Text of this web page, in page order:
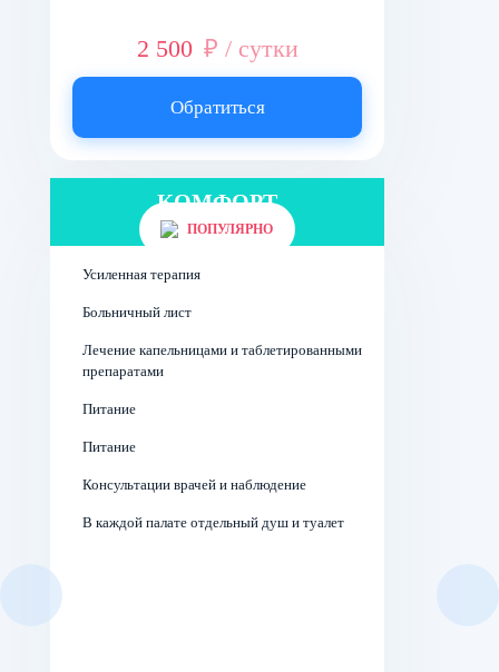
2 500 ₽ / сутки
Обратиться
ПОПУЛЯРНО
КОМФОРТ
Палата на 2 человек
Усиленная терапия
Больничный лист
Лечение капельницами и таблетированными
препаратами
Питание
Питание
Консультации врачей и наблюдение
В каждой палате отдельный душ и туалет